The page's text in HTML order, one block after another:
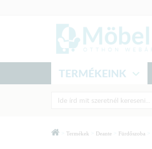
TERMÉKEINK
Termékek Deante Fürdőszoba